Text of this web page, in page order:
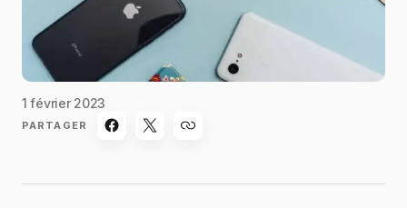
1 février 2023
PARTAGER